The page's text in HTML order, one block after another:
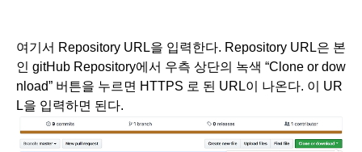
여기서 Repository URL을 입력한다. Repository URL은 본
인 gitHub Repository에서 우측 상단의 녹색 “Clone or dow
nload” 버튼을 누르면 HTTPS 로 된 URL이 나온다. 이 UR
L을 입력하면 된다.